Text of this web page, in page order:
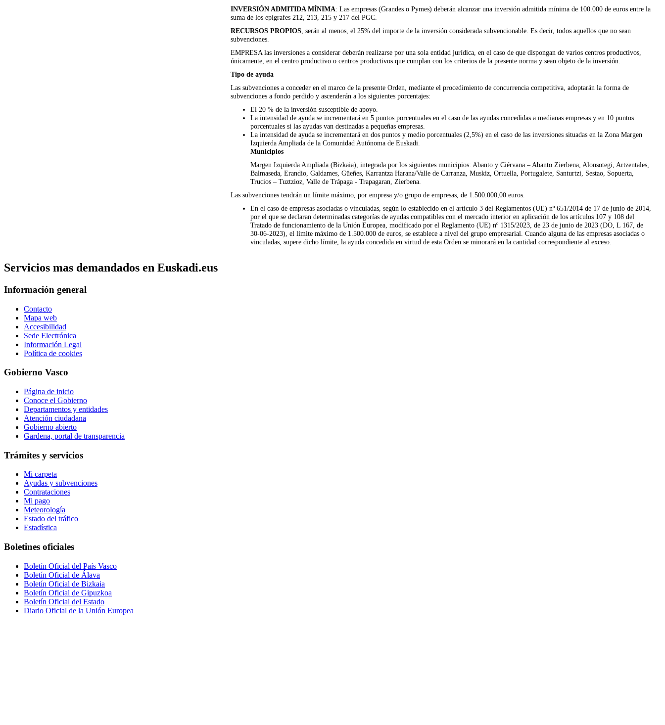
INVERSIÓN ADMITIDA MÍNIMA: Las empresas (Grandes o Pymes) deberán alcanzar una inversión admitida mínima de 100.000 de euros entre la
suma de los epígrafes 212, 213, 215 y 217 del PGC.
RECURSOS PROPIOS, serán al menos, el 25% del importe de la inversión considerada subvencionable. Es decir, todos aquellos que no sean
subvenciones.
EMPRESA las inversiones a considerar deberán realizarse por una sola entidad jurídica, en el caso de que dispongan de varios centros productivos,
únicamente, en el centro productivo o centros productivos que cumplan con los criterios de la presente norma y sean objeto de la inversión.
Tipo de ayuda
Las subvenciones a conceder en el marco de la presente Orden, mediante el procedimiento de concurrencia competitiva, adoptarán la forma de
subvenciones a fondo perdido y ascenderán a los siguientes porcentajes:
El 20 % de la inversión susceptible de apoyo.
La intensidad de ayuda se incrementará en 5 puntos porcentuales en el caso de las ayudas concedidas a medianas empresas y en 10 puntos
porcentuales si las ayudas van destinadas a pequeñas empresas.
La intensidad de ayuda se incrementará en dos puntos y medio porcentuales (2,5%) en el caso de las inversiones situadas en la Zona Margen
Izquierda Ampliada de la Comunidad Autónoma de Euskadi.
Municipios
Margen Izquierda Ampliada (Bizkaia), integrada por los siguientes municipios: Abanto y Ciérvana – Abanto Zierbena, Alonsotegi, Artzentales,
Balmaseda, Erandio, Galdames, Güeñes, Karrantza Harana/Valle de Carranza, Muskiz, Ortuella, Portugalete, Santurtzi, Sestao, Sopuerta,
Trucios – Tuztzioz, Valle de Trápaga - Trapagaran, Zierbena.
Las subvenciones tendrán un límite máximo, por empresa y/o grupo de empresas, de 1.500.000,00 euros.
En el caso de empresas asociadas o vinculadas, según lo establecido en el artículo 3 del Reglamentos (UE) nº 651/2014 de 17 de junio de 2014,
por el que se declaran determinadas categorías de ayudas compatibles con el mercado interior en aplicación de los artículos 107 y 108 del
Tratado de funcionamiento de la Unión Europea, modificado por el Reglamento (UE) nº 1315/2023, de 23 de junio de 2023 (DO, L 167, de
30-06-2023), el límite máximo de 1.500.000 de euros, se establece a nivel del grupo empresarial. Cuando alguna de las empresas asociadas o
vinculadas, supere dicho límite, la ayuda concedida en virtud de esta Orden se minorará en la cantidad correspondiente al exceso.
Servicios mas demandados en Euskadi.eus
Información general
Contacto
Mapa web
Accesibilidad
Sede Electrónica
Información Legal
Política de cookies
Gobierno Vasco
Página de inicio
Conoce el Gobierno
Departamentos y entidades
Atención ciudadana
Gobierno abierto
Gardena, portal de transparencia
Trámites y servicios
Mi carpeta
Ayudas y subvenciones
Contrataciones
Mi pago
Meteorología
Estado del tráfico
Estadística
Boletines oficiales
Boletín Oficial del País Vasco
Boletín Oficial de Álava
Boletín Oficial de Bizkaia
Boletín Oficial de Gipuzkoa
Boletín Oficial del Estado
Diario Oficial de la Unión Europea